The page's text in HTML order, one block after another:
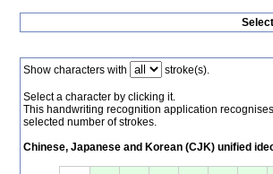
Show characters with stroke(s).
Select a character by clicking it.
This handwriting recognition application
selected number of strokes.
Chinese, Japanese and Korean (CJK) unified